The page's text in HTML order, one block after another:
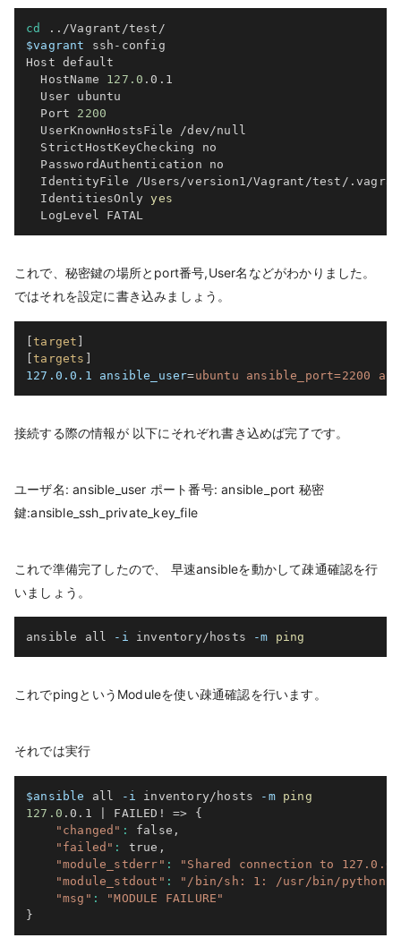
cd ..
$vagrant
ssh-config
Host default
  HostName
127.0 .0.1
  User ubuntu
  Port
2200
  UserKnownHostsFile /dev/null
  StrictHostKeyChecking no
  PasswordAuthentication no
IdentityFile /Users/version1/Vagrant/test/
  IdentitiesOnly
yes
これで、秘密鍵の場所とport番号,User名などがわかりました。
ではそれを設定に書き込みましょう。
[target ]
[targets ]
127.0.0.1 ansible_user=ubuntu ansible_port=2200
接続する際の情報が 以下にそれぞれ書き込めば完了です。
ユーザ名: ansible_user ポート番号: ansible_port 秘密
鍵:ansible_ssh_private_key_file
これで準備完了したので、 早速ansibleを動かして疎通確認を行
いましょう。
ansible all -i inventory/hosts -m ping
これでpingというModuleを使い疎通確認を行います。
それでは実行
$ansible all -i inventory/hosts -m
ping
127.0 .0.1 FAILED ! =>
{
"changed" :
false,
"failed" :
true,
"module_stderr" :
"Shared connection to
"module_stdout" :
"/bin/sh: 1: /usr/bin/python:
"msg" :
"MODULE FAILURE"
}